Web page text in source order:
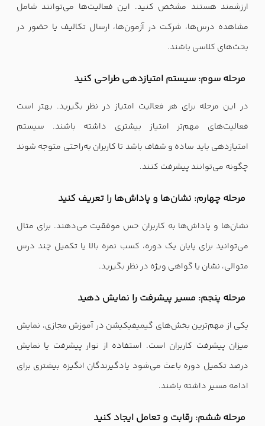
ارزشمند هستند مشخص کنید. این فعالیت‌ها می‌توانند شامل
مشاهده درس‌ها، شرکت در آزمون‌ها، ارسال تکالیف یا حضور در
بحث‌های کلاسی باشند.
مرحله سوم: سیستم امتیازدهی طراحی کنید
در این مرحله برای هر فعالیت امتیاز در نظر بگیرید. بهتر است
فعالیت‌های مهم‌تر امتیاز بیشتری داشته باشند. سیستم
امتیازدهی باید ساده و شفاف باشد تا کاربران به‌راحتی متوجه شوند
چگونه می‌توانند پیشرفت کنند.
مرحله چهارم: نشان‌ها و پاداش‌ها را تعریف کنید
نشان‌ها و پاداش‌ها به کاربران حس موفقیت می‌دهند. برای مثال
می‌توانید برای پایان یک دوره، کسب نمره بالا یا تکمیل چند درس
متوالی، نشان یا گواهی ویژه در نظر بگیرید.
مرحله پنجم: مسیر پیشرفت را نمایش دهید
یکی از مهم‌ترین بخش‌های گیمیفیکیشن در آموزش مجازی، نمایش
میزان پیشرفت کاربران است. استفاده از نوار پیشرفت یا نمایش
درصد تکمیل دوره باعث می‌شود یادگیرندگان انگیزه بیشتری برای
ادامه مسیر داشته باشند.
مرحله ششم: رقابت و تعامل ایجاد کنید